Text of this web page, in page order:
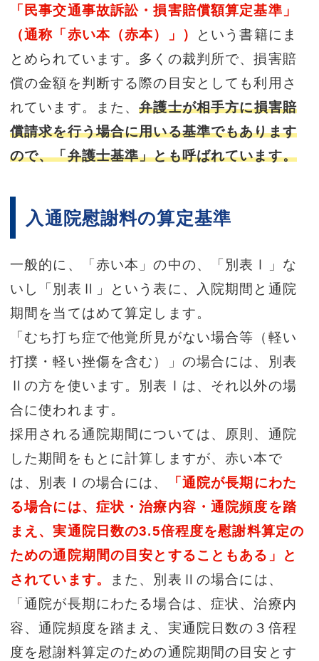
「民事交通事故訴訟・損害賠償額算定基準」
（通称「赤い本（赤本）」）
という書籍にま
とめられています。多くの裁判所で、損害賠
償の金額を判断する際の目安としても利用さ
れています。また、弁護士が相手方に損害賠
償請求を行う場合に用いる基準でもあります
ので、「弁護士基準」とも呼ばれています。
入通院慰謝料の算定基準
一般的に、「赤い本」の中の、「別表Ⅰ」な
いし「別表Ⅱ」という表に、入院期間と通院
期間を当てはめて算定します。
「むち打ち症で他覚所見がない場合等（軽い
打撲・軽い挫傷を含む）」の場合には、別表
Ⅱの方を使います。別表Ⅰは、それ以外の場
合に使われます。
採用される通院期間については、原則、通院
した期間をもとに計算しますが、赤い本で
は、別表Ⅰの場合には、
「通院が長期にわた
る場合には、症状・治療内容・通院頻度を踏
まえ、実通院日数の3.5倍程度を慰謝料算定の
ための通院期間の目安とすることもある」と
されています。
また、別表Ⅱの場合には、
「通院が長期にわたる場合は、症状、治療内
容、通院頻度を踏まえ、実通院日数の３倍程
度を慰謝料算定のための通院期間の目安とす